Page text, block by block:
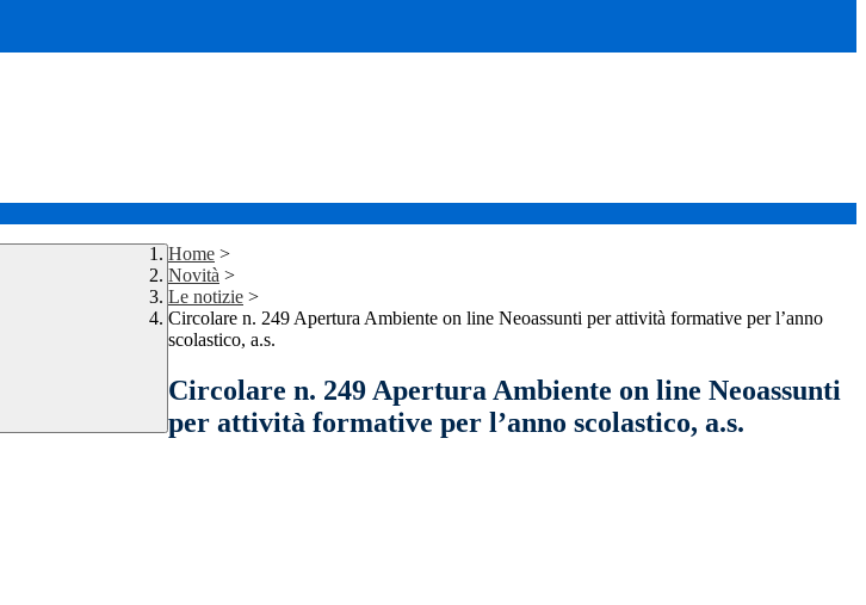
Home >
Novità >
Le notizie >
Circolare n. 249 Apertura Ambiente on line Neoassunti per attività formative per l’anno
scolastico, a.s.
Circolare n. 249 Apertura Ambiente on line Neoassunti
per attività formative per l’anno scolastico, a.s.